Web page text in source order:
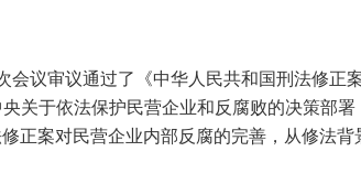
会议审议通过了《中华人民共和国刑法修
关于依法保护民营企业和反腐败的决策部
正案对民营企业内部反腐的完善，从修法背